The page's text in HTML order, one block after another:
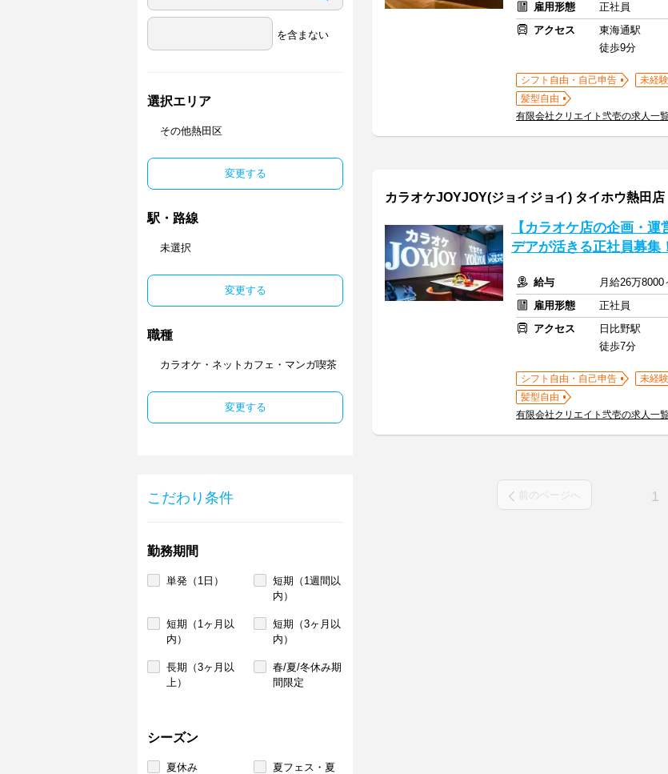
を含まない
選択エリア
その他熱田区
変更する
駅・路線
未選択
変更する
職種
カラオケ・ネットカフェ・マンガ喫茶
変更する
こだわり条件
勤務期間
単発（1日）
短期（1週間以
内）
短期（1ヶ月以
内）
短期（3ヶ月以
内）
長期（3ヶ月以
上）
春/夏/冬休み期
間限定
シーズン
夏休み
夏フェス・夏
雇用形態
正社員
アクセス
東海通駅
徒歩9分
シフト自由・自己申告 未経
髪型自由
有限会社クリエイト弐壱の求人一
カラオケJOYJOY(ジョイジョイ) タイホウ熱田店
【カラオケ店の企画・
デアが活きる正社員募集！
給与
月給26万
雇用形態
正社員
アクセス
日比野駅
徒歩7分
シフト自由・自己申告 未経
髪型自由
有限会社クリエイト弐壱の求人一
前のページへ 1